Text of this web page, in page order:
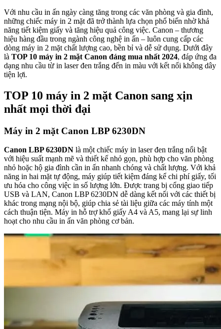
Với nhu cầu in ấn ngày càng tăng trong các văn phòng và gia đình,
những chiếc máy in 2 mặt đã trở thành lựa chọn phổ biến nhờ khả
năng tiết kiệm giấy và tăng hiệu quả công việc. Canon – thương
hiệu hàng đầu trong ngành công nghệ in ấn – luôn cung cấp các
dòng máy in 2 mặt chất lượng cao, bền bỉ và dễ sử dụng. Dưới đây
là TOP 10 máy in 2 mặt Canon đáng mua nhất 2024, đáp ứng đa
dạng nhu cầu từ in laser đen trắng đến in màu với kết nối không dây
tiện lợi.
TOP 10 máy in 2 mặt Canon sang xịn
nhất mọi thời đại
Máy in 2 mặt Canon LBP 6230DN
Canon LBP 6230DN là một chiếc máy in laser đen trắng nổi bật
với hiệu suất mạnh mẽ và thiết kế nhỏ gọn, phù hợp cho văn phòng
nhỏ hoặc hộ gia đình cần in ấn nhanh chóng và chất lượng. Với khả
năng in hai mặt tự động, máy giúp tiết kiệm đáng kể chi phí giấy, tối
ưu hóa cho công việc in số lượng lớn. Được trang bị cổng giao tiếp
USB và LAN, Canon LBP 6230DN dễ dàng kết nối với các thiết bị
khác trong mạng nội bộ, giúp chia sẻ tài liệu giữa các máy tính một
cách thuận tiện. Máy in hỗ trợ khổ giấy A4 và A5, mang lại sự linh
hoạt cho nhu cầu in ấn văn phòng cơ bản.